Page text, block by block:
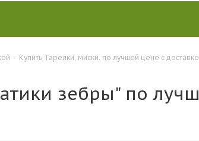
- Купить Тарелки, миски. по лучшей цене с
зебры" по